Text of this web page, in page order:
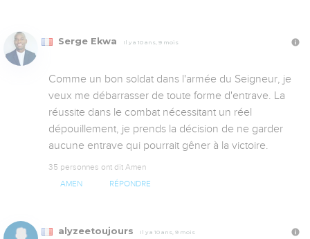
Serge Ekwa Il y a 10 ans, 9 mois
Comme un bon soldat dans l'armée du Seigneur, je
veux me débarrasser de toute forme d'entrave. La
réussite dans le combat nécessitant un réel
dépouillement, je prends la décision de ne garder
aucune entrave qui pourrait gêner à la victoire.
35 personnes ont dit Amen
AMEN RÉPONDRE
alyzeetoujours Il y a 10 ans, 9 mois